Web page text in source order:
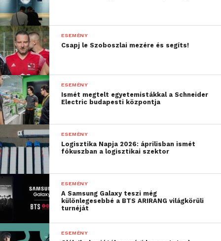
„A sakk számomra
mindig is az alkotásról, a
felfedezésről és a
bátorságról szólt. Ezek az
értékek a fesztiválomon
is megjelennek.
Szeretném arra inspirálni
a közönséget, hogy
merjünk kilépni a
megszokott keretek
közül, és fedezzük fel,
mennyi lehetőséget ad a
hanem az életben is!”
ESEMÉNY
Csapj le Szoboszlai mezére és segíts!
ESEMÉNY
Ismét megtelt egyetemistákkal a Schneider
Electric budapesti központja
ESEMÉNY
Logisztika Napja 2026: áprilisban ismét
fókuszban a logisztikai szektor
ESEMÉNY
A Samsung Galaxy teszi még
különlegesebbé a BTS ARIRANG világkörüli
turnéját
ESEMÉNY